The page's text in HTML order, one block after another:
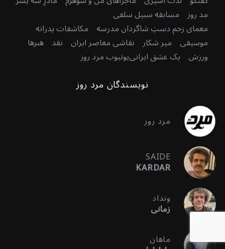
مد روز مسابقه سبیل سلفی
معمای زخم دستِ شاگردان مدرسه مکاشفات پدرانه
موسیقی میر شکار نقاشی معاصر ایران نقد هنرها
ورزش یک عشق ایرانییوتیوب مرد روز
نویسندگان مرد روز
مرد روز
SAIDE
KARDAR
ونداد
زمانی
ماهان